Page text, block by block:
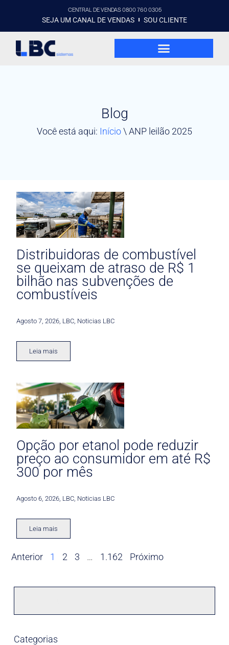
CENTRAL DE VENDAS 0800 760 0305
SEJA UM CANAL DE VENDAS SOU CLIENTE
Blog
Você está aqui: Início\ ANP leilão 2025
Distribuidoras de combustível
se queixam de atraso de R$ 1
bilhão nas subvenções de
combustíveis
Agosto 7, 2026 LBC Noticias LBC
Leia mais
Opção por etanol pode reduzir
preço ao consumidor em até R$
300 por mês
Agosto 6, 2026 LBC Noticias LBC
Leia mais
Anterior 1 2 3 … 1.162 Próximo
Categorias